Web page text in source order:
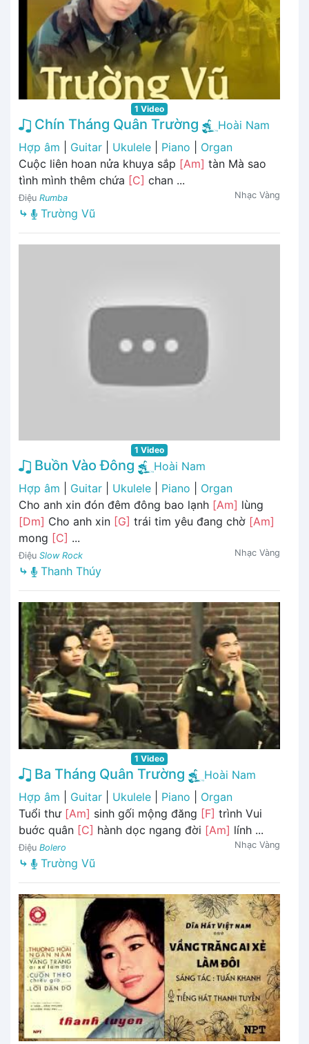
1 Video
Chín Tháng Quân Trường
Hoài Nam
Hợp âm
Guitar Ukulele Piano
Organ
Cuộc liên hoan nửa khuya sắp [Am] tàn Mà sao
tình mình thêm chứa [C] chan ...
Điệu Rumba Nhạc Vàng
⤷ Trường Vũ
1 Video
Buồn Vào Đông
Hoài Nam
Hợp âm
Guitar Ukulele Piano
Organ
Cho anh xin đón đêm đông bao lạnh [Am] lùng
[Dm] Cho anh xin [G] trái tim yêu đang chờ [Am]
mong [C] ...
Điệu Slow Rock Nhạc Vàng
⤷ Thanh Thúy
1 Video
Ba Tháng Quân Trường
Hoài Nam
Hợp âm
Guitar Ukulele Piano
Organ
Tuổi thư [Am] sinh gối mộng đăng [F] trình Vui
buớc quân [C] hành dọc ngang đời [Am] lính ...
Điệu Bolero Nhạc Vàng
⤷ Trường Vũ